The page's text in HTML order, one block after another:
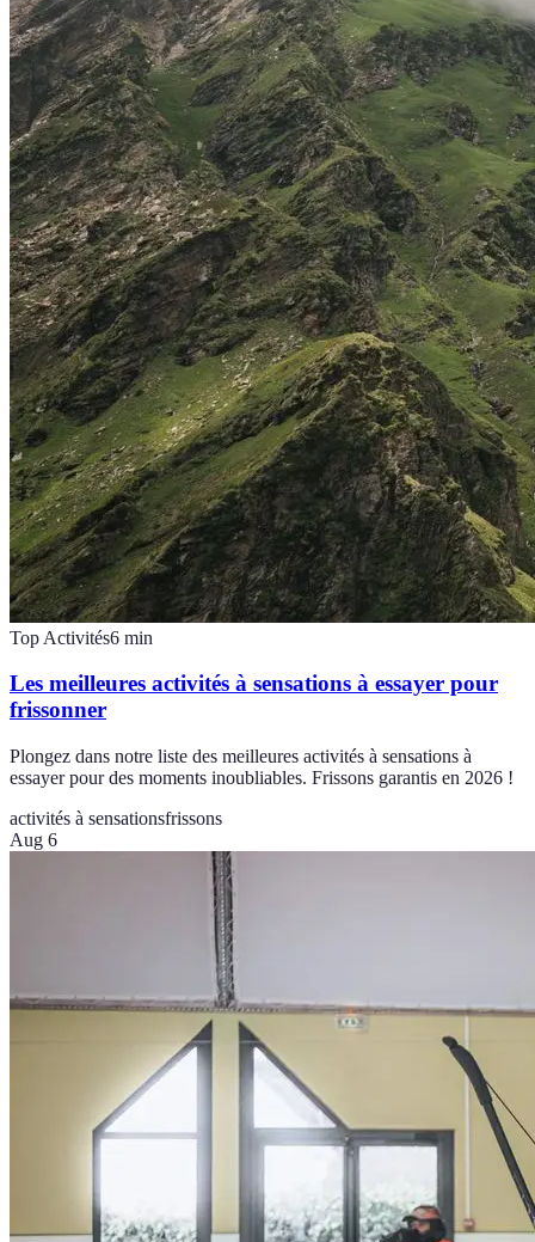
Top Activités6 min
Les meilleures activités à sensations à essayer pour
frissonner
Plongez dans notre liste des meilleures activités à sensations à
essayer pour des moments inoubliables. Frissons garantis en 2026 !
activités à sensationsfrissons
Aug 6